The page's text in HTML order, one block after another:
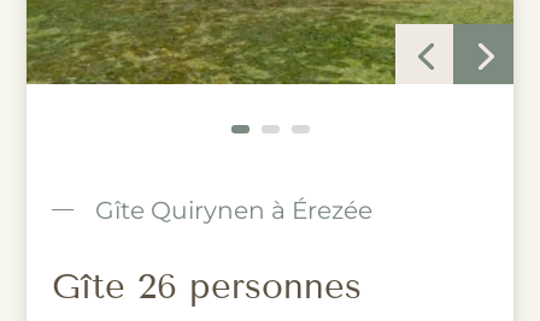
Gîte Quirynen à Érezée
Gîte 26 personnes